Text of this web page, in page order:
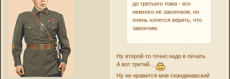
до третьего тома - его
немного не закончили, но
очень хочется верить, что
закончим.
Ну второй-то точно надо в печать.
А вот третий...
Ну не нравится мне скандинавский